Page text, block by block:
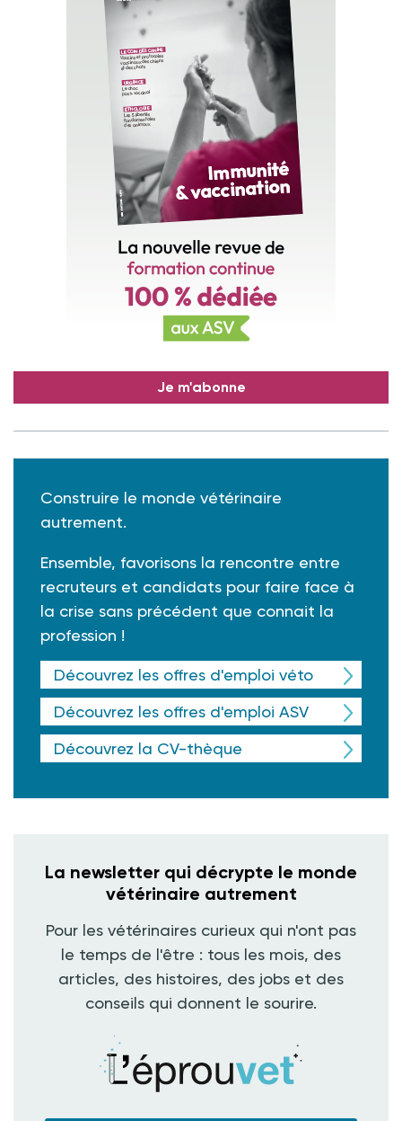
Je m'abonne
Construire le monde vétérinaire
autrement.
Ensemble, favorisons la rencontre entre
recruteurs et candidats pour faire face à
la crise sans précédent que connait la
profession !
Découvrez les offres d'emploi véto
Découvrez les offres d'emploi ASV
Découvrez la CV-thèque
La newsletter qui décrypte le monde
vétérinaire autrement
Pour les vétérinaires curieux qui n'ont pas
le temps de l'être : tous les mois, des
articles, des histoires, des jobs et des
conseils qui donnent le sourire.